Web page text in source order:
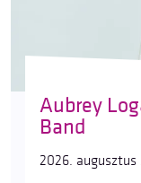
Aubrey
Band
2026.